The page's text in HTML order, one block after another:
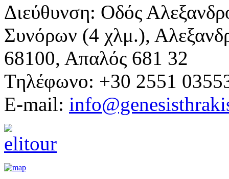
Διεύθυνση: Οδός
Συνόρων (4 χλμ.),
68100, Απαλός 681 32
Τηλέφωνο: +30 2551
E-mail: